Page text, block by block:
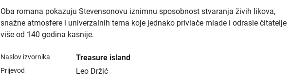
Oba romana pokazuju Stevensonovu iznimnu sposobnost stvaranja živih likova,
snažne atmosfere i univerzalnih tema koje jednako privlače mlade i odrasle čitatelje
više od 140 godina kasnije.
Naslov izvornika Treasure island
Prijevod Leo Držić